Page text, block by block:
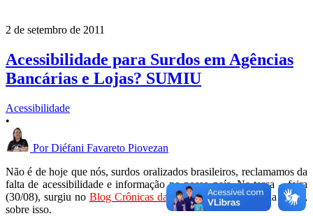
2 de setembro de 2011
Acessibilidade para Surdos em Agências
Bancárias e Lojas? SUMIU
Acessibilidade
•
Por Diéfani Favareto Piovezan
Não é de hoje que nós, surdos oralizados brasileiros, reclamamos da
falta de acessibilidade e informação no nosso país. Na terça – feira
(30/08), surgiu no Blog Crônicas da Surdeza reclamação da Paula,
sobre isso.